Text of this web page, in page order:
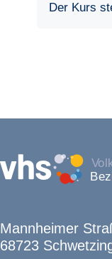
Der Kurs
Mannheimer
68723